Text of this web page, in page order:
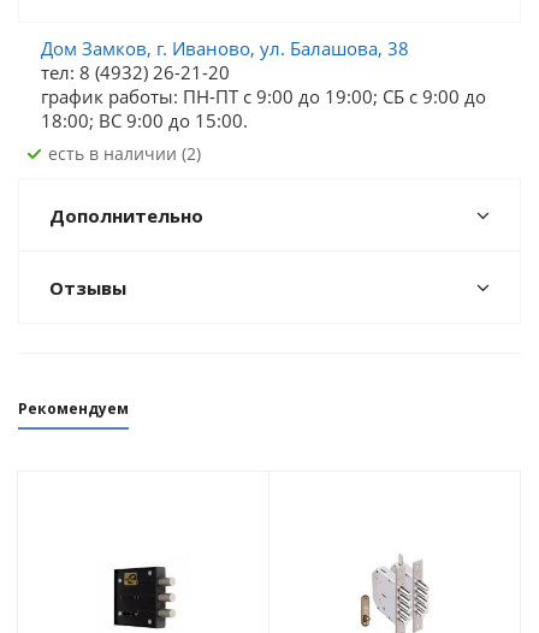
Дом Замков, г. Иваново, ул. Балашова, 38
тел: 8 (4932) 26-21-20
график работы: ПН-ПТ с 9:00 до 19:00; СБ c 9:00 до
18:00; ВС 9:00 до 15:00.
Есть в наличии (2)
Дополнительно
Отзывы
Рекомендуем